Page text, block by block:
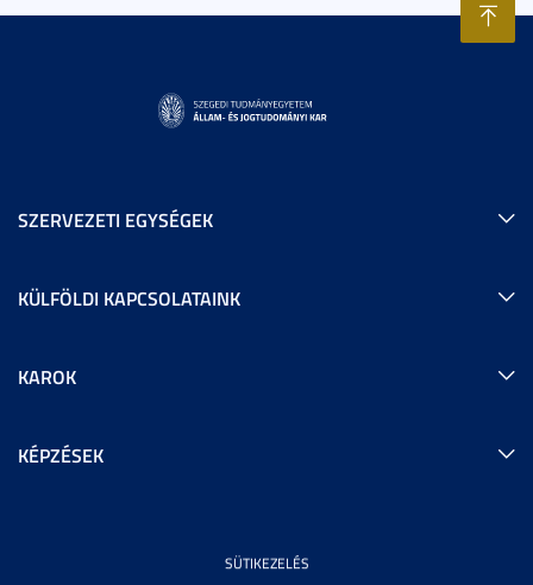
SZERVEZETI EGYSÉGEK
KÜLFÖLDI KAPCSOLATAINK
KAROK
KÉPZÉSEK
SÜTIKEZELÉS